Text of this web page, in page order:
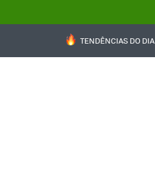
TENDÊNCIAS DO DIA